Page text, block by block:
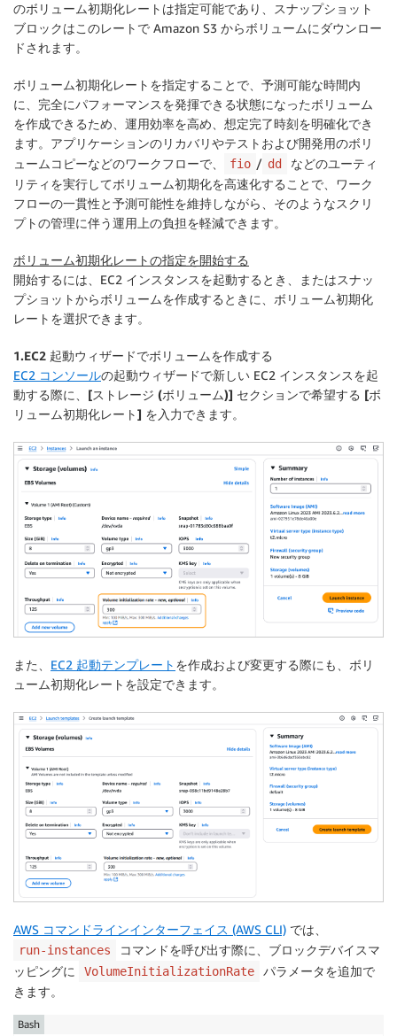
のボリューム初期化レートは指定可能であり、スナップショット
ブロックはこのレートで Amazon S3 からボリュームにダウンロー
ドされます。
ボリューム初期化レートを指定することで、予測可能な時間内
に、完全にパフォーマンスを発揮できる状態になったボリューム
を作成できるため、運用効率を高め、想定完了時刻を明確化でき
ます。アプリケーションのリカバリやテストおよび開発用のボリ
ュームコピーなどのワークフローで、
fio / dd
などのユーティ
リティを実行してボリューム初期化を高速化することで、ワーク
フローの一貫性と予測可能性を維持しながら、そのようなスクリ
プトの管理に伴う運用上の負担を軽減できます。
ボリューム初期化レートの指定を開始する
開始するには、EC2 インスタンスを起動するとき、またはスナッ
プショットからボリュームを作成するときに、ボリューム初期化
レートを選択できます。
1.EC2 起動ウィザードでボリュームを作成する
EC2 コンソールの起動ウィザードで新しい EC2 インスタンスを起
動する際に、 [ストレージ (ボリューム)] セクションで希望する [ボ
リューム初期化レート] を入力できます。
また、 EC2 起動テンプレート を作成および変更する際にも、ボリ
ューム初期化レートを設定できます。
AWS コマンドラインインターフェイス (AWS CLI) では、
run-instances
コマンドを呼び出す際に、ブロックデバイスマ
ッピングに
VolumeInitializationRate
パラメータを追加で
きます。
Bash